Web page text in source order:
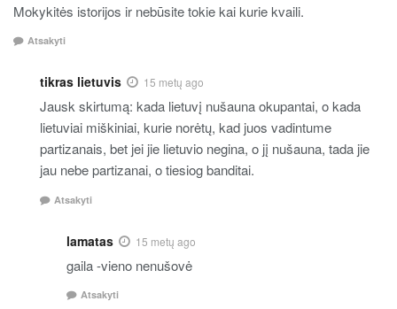
Mokykitės istorijos ir nebūsite tokie kai kurie kvaili.
Atsakyti
tikras lietuvis 15 metų ago
Jausk skirtumą: kada lietuvį nušauna okupantai, o kada
lietuviai miškiniai, kurie norėtų, kad juos vadintume
partizanais, bet jei jie lietuvio negina, o jį nušauna, tada jie
jau nebe partizanai, o tiesiog banditai.
Atsakyti
lamatas 15 metų ago
gaila -vieno nenušovė
Atsakyti